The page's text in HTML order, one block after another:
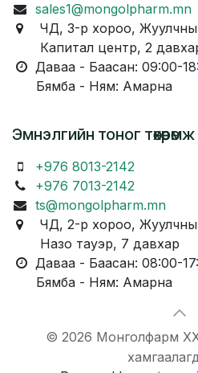
sales1@mongolpharm.mn
ЧД, 3-р хороо, Жуулчны
Капитал центр, 2
Даваа - Баасан: 09:00-
Бямба - Ням: Амарна
Эмнэлгийн тоног төхөөрөмж
+976 8013-2142
+976 7013-2142
ts@mongolpharm.mn
ЧД, 2-р хороо, Жуулчны
Назо тауэр, 7 давхар
Даваа - Баасан: 08:00-
Бямба - Ням: Амарна
© 2026 Монголфарм